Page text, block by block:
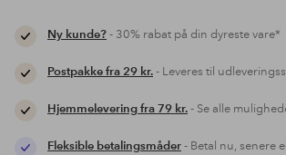
Ny kunde?- 30% rabat på din dyreste vare*
Postpakke fra 29 kr.- Leveres til
Hjemmelevering fra 79 kr.- Se alle
Fleksible betalingsmåder- Betal nu, senere